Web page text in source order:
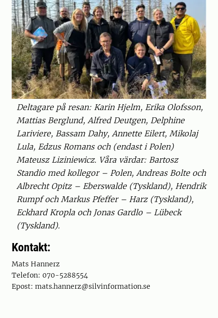
Deltagare på resan: Karin Hjelm, Erika Olofsson,
Mattias Berglund, Alfred Deutgen, Delphine
Lariviere, Bassam Dahy, Annette Eilert, Mikolaj
Lula, Edzus Romans och (endast i Polen)
Mateusz Liziniewicz. Våra värdar: Bartosz
Standio med kollegor – Polen, Andreas Bolte och
Albrecht Opitz – Eberswalde (Tyskland), Hendrik
Rumpf och Markus Pfeffer – Harz (Tyskland),
Eckhard Kropla och Jonas Gardlo – Lübeck
(Tyskland).
Kontakt:
Mats Hannerz
Telefon: 070-5288554
Epost: mats.hannerz@silvinformation.se